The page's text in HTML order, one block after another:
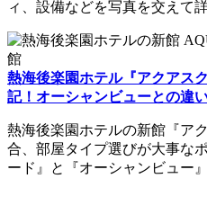
ィ、設備などを写真を交えて
熱海後楽園ホテル『アクアス
記！オーシャンビューとの違
熱海後楽園ホテルの新館『ア
合、部屋タイプ選びが大事な
ード』と『オーシャンビュー